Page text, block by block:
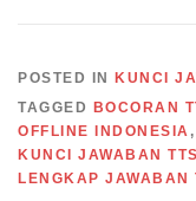
POSTED IN
KUNCI
TAGGED
BOCORAN
OFFLINE INDONESIA ,
KUNCI JAWABAN
LENGKAP JAWABAN